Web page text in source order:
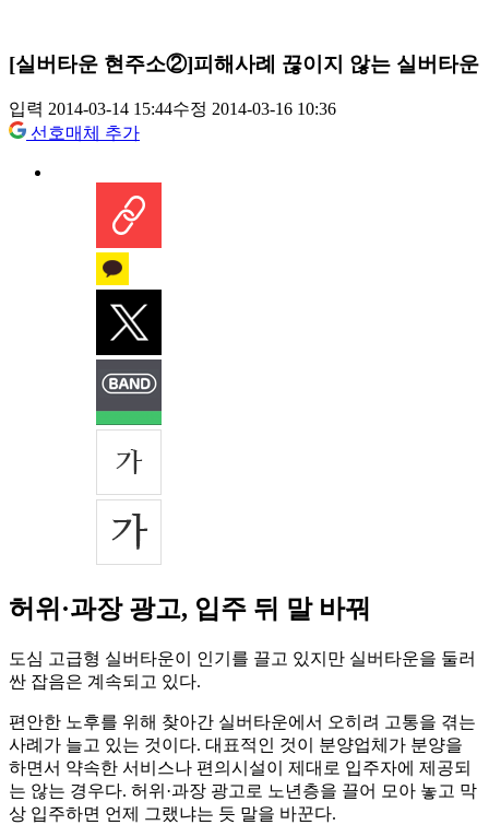
[실버타운 현주소②]피해사례 끊이지 않는 실버타운
입력 2014-03-14 15:44수정 2014-03-16 10:36
선호매체 추가
허위·과장 광고, 입주 뒤 말 바꿔
도심 고급형 실버타운이 인기를 끌고 있지만 실버타운을 둘러
싼 잡음은 계속되고 있다.
편안한 노후를 위해 찾아간 실버타운에서 오히려 고통을 겪는
사례가 늘고 있는 것이다. 대표적인 것이 분양업체가 분양을
하면서 약속한 서비스나 편의시설이 제대로 입주자에 제공되
는 않는 경우다. 허위·과장 광고로 노년층을 끌어 모아 놓고 막
상 입주하면 언제 그랬냐는 듯 말을 바꾼다.